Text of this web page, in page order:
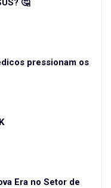
🤔
pressionam os
Era no Setor de